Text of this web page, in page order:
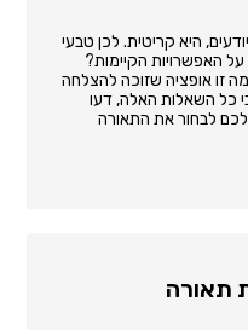
היא קריטית. לכן טבעי
האפשרויות הקיימות?
זו אופציה שזוכה להצלחה
כל השאלות האלה, דעו
לבחור את התאורה
תאורה